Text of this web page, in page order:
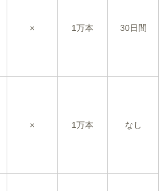
× 1万本 30日間
× 1万本 なし